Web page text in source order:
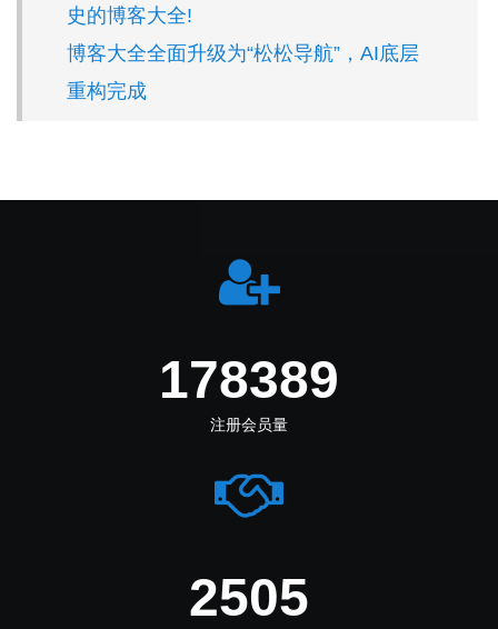
史的博客大全!
博客大全全面升级为“松松导航”，AI底层
重构完成
219555
注册会员量
3083